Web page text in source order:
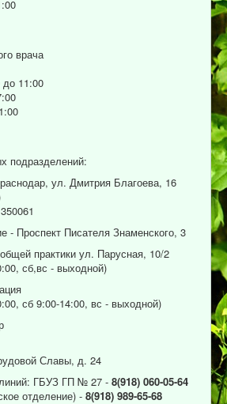
врача
до 11:00
подразделений:
ул. Дмитрия Благоева, 16
- Проспект Писателя Знаменского, 3
практики ул. Парусная, 10/2
сб,вс - выходной)
сб 9:00-14:00, вс - выходной)
Славы, д. 24
ГБУЗ ГП № 27 - 8(918) 060-05-64
отделение) - 8(918) 989-65-68